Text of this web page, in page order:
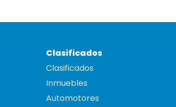
Clasificados
Clasificados
Inmuebles
Automotores